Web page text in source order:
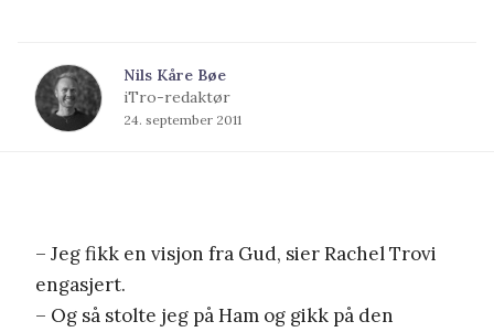
Nils Kåre Bøe
iTro-redaktør
24. september 2011
– Jeg fikk en visjon fra Gud, sier Rachel Trovi
engasjert.
– Og så stolte jeg på Ham og gikk på den